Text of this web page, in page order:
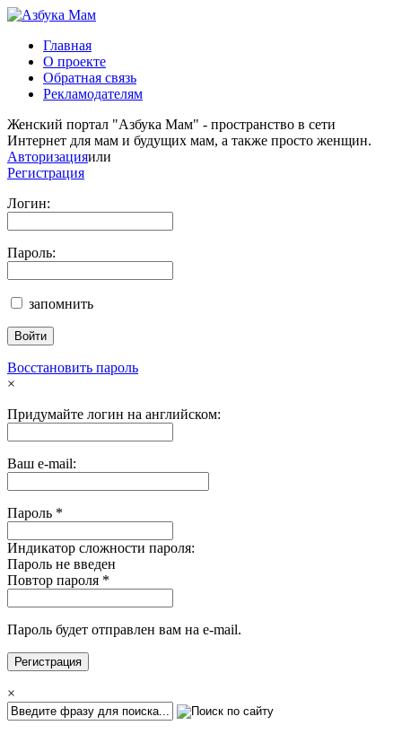
Главная
О проекте
Обратная связь
Рекламодателям
Женский портал "Азбука Мам" - пространство в сети
Интернет для мам и будущих мам, а также просто женщин.
Авторизацияили
Регистрация
Логин:
Пароль:
запомнить
Восстановить пароль
×
Придумайте логин на английском:
Ваш e-mail:
Пароль *
Индикатор сложности пароля:
Пароль не введен
Повтор пароля *
Пароль будет отправлен вам на e-mail.
×